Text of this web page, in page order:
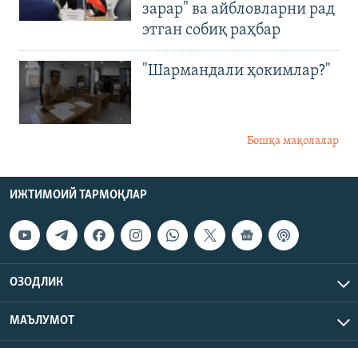
зарар" ва айбловларни рад
этган собиқ раҳбар
"Шармандали ҳокимлар?"
Бошқа мақолалар
ИЖТИМОИЙ ТАРМОҚЛАР
ОЗОДЛИК
МАЪЛУМОТ